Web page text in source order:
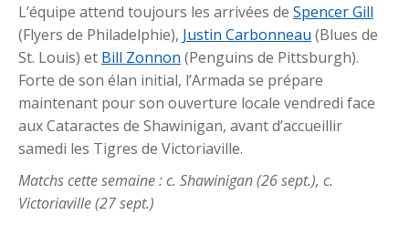
L’équipe attend toujours les arrivées de Spencer Gill
(Flyers de Philadelphie), Justin Carbonneau (Blues de
St. Louis) et Bill Zonnon (Penguins de Pittsburgh).
Forte de son élan initial, l’Armada se prépare
maintenant pour son ouverture locale vendredi face
aux Cataractes de Shawinigan, avant d’accueillir
samedi les Tigres de Victoriaville.
Matchs cette semaine : c. Shawinigan (26 sept.), c.
Victoriaville (27 sept.)